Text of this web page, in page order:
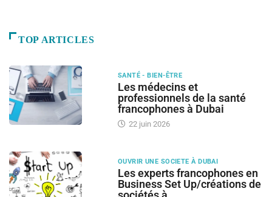
TOP ARTICLES
SANTÉ - BIEN-ÊTRE
Les médecins et
professionnels de la santé
francophones à Dubai
22 juin 2026
OUVRIR UNE SOCIETE À DUBAI
Les experts francophones en
Business Set Up/créations de